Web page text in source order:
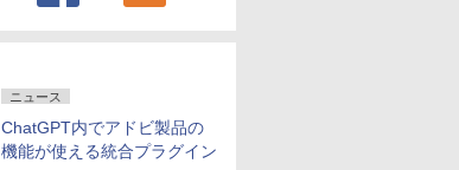
ニュース
ChatGPT内でアドビ製品の
機能が使える統合プラグイン